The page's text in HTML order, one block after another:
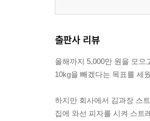
출판사 리뷰
올해까지 5,000만 원을 모으
10kg을 빼겠다는 목표를 세
하지만 회사에서 김과장 스
집에 와선 피자를 시켜 스트